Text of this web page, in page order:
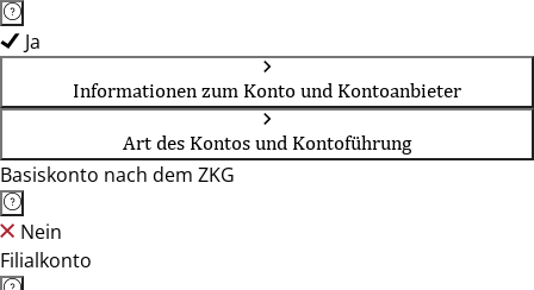
Ja
Informationen zum Konto und Kontoanbieter
Art des Kontos und Kontoführung
Basiskonto nach dem ZKG
Nein
Filialkonto